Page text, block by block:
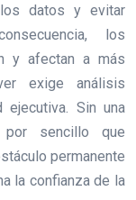
datos y evitar
los
y afectan a más
exige análisis
ejecutiva. Sin una
por sencillo que
permanente
la confianza de la